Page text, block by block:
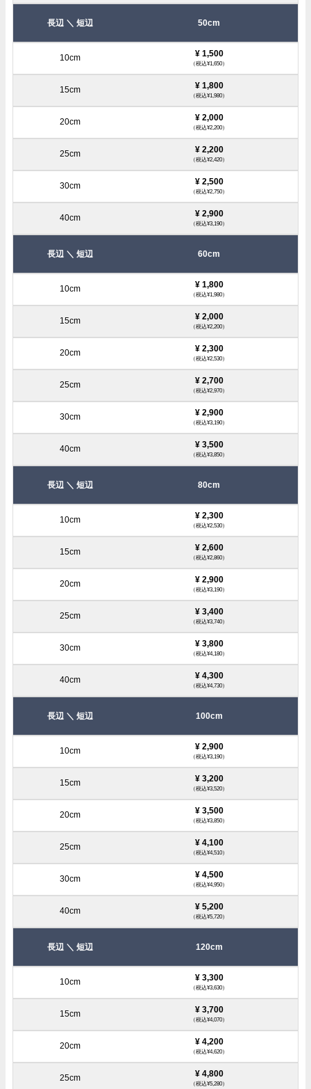
50cm
¥ 1,500
（税込¥1,650）
¥ 1,800
（税込¥1,980）
¥ 2,000
（税込¥2,200）
¥ 2,200
（税込¥2,420）
¥ 2,500
（税込¥2,750）
¥ 2,900
（税込¥3,190）
60cm
¥ 1,800
（税込¥1,980）
¥ 2,000
（税込¥2,200）
¥ 2,300
（税込¥2,530）
¥ 2,700
（税込¥2,970）
¥ 2,900
（税込¥3,190）
¥ 3,500
（税込¥3,850）
80cm
¥ 2,300
（税込¥2,530）
¥ 2,600
（税込¥2,860）
¥ 2,900
（税込¥3,190）
¥ 3,400
（税込¥3,740）
¥ 3,800
（税込¥4,180）
¥ 4,300
（税込¥4,730）
100cm
¥ 2,900
（税込¥3,190）
¥ 3,200
（税込¥3,520）
¥ 3,500
（税込¥3,850）
¥ 4,100
（税込¥4,510）
¥ 4,500
（税込¥4,950）
¥ 5,200
（税込¥5,720）
120cm
¥ 3,300
（税込¥3,630）
¥ 3,700
（税込¥4,070）
¥ 4,200
（税込¥4,620）
¥ 4,800
（税込¥5,280）